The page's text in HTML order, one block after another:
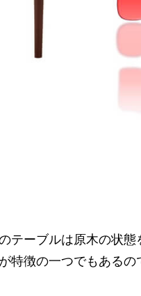
テーブルは原木の状
特徴の一つでもあるの